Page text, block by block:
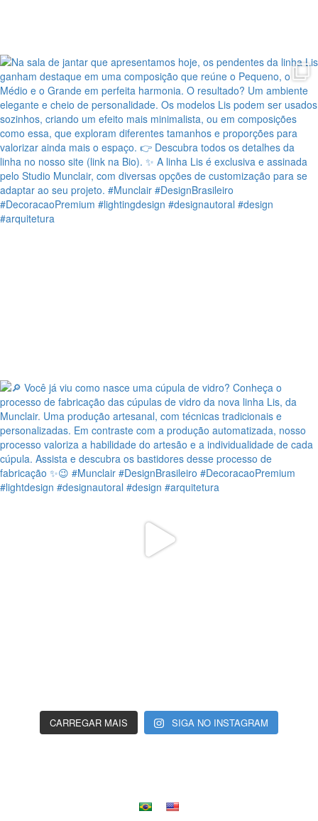
CARREGAR MAIS SIGA NO INSTAGRAM